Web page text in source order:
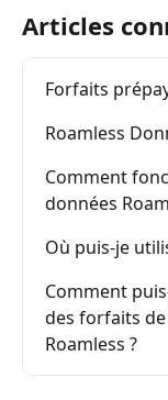
Articles
Forfaits
Roamless
Comment
données
Où puis-je
Comment
des forfaits
Roamless ?